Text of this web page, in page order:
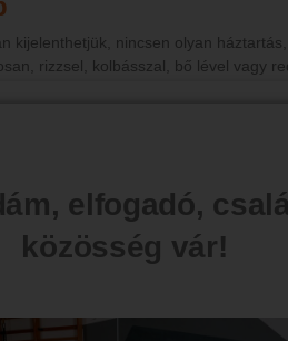
kijelenthetjük, nincsen olyan
rizzsel, kolbásszal, bő lével vagy
elfogadó,
közösség vár!